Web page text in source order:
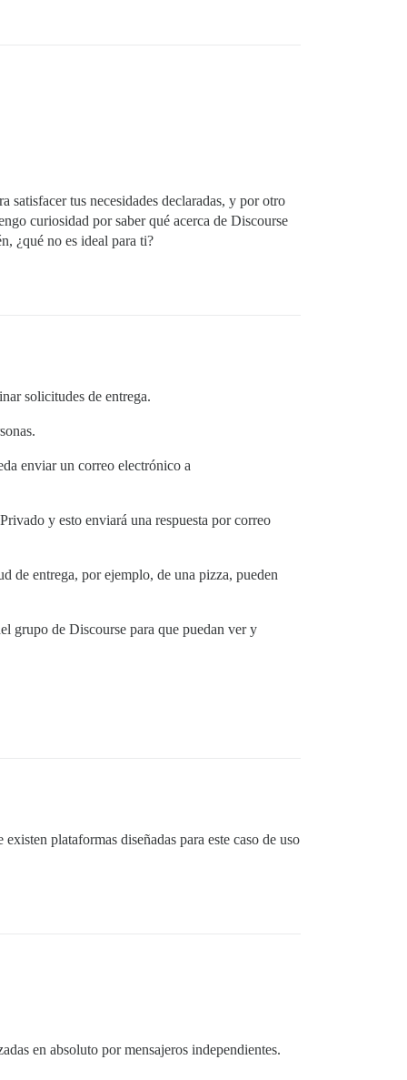
satisfacer tus necesidades declaradas, y por otro
curiosidad por saber qué acerca de Discourse
¿qué no es ideal para ti?
solicitudes de entrega.
enviar un correo electrónico a
y esto enviará una respuesta por correo
de entrega, por ejemplo, de una pizza, pueden
grupo de Discourse para que puedan ver y
plataformas diseñadas para este caso de uso
en absoluto por mensajeros independientes.